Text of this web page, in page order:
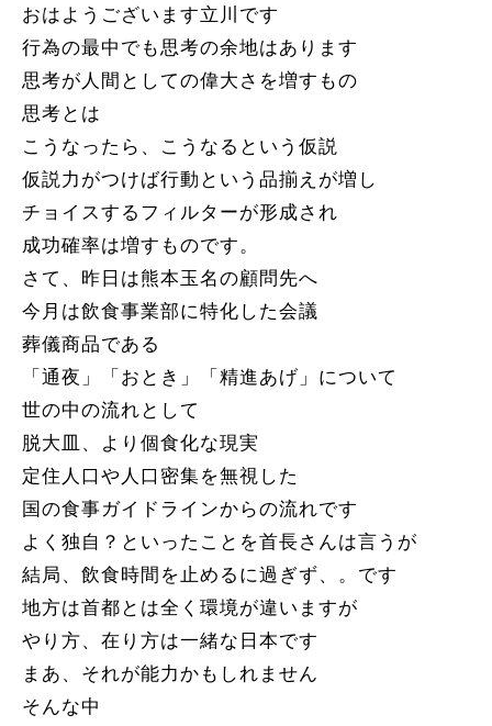
おはようございます立川です
行為の最中でも思考の余地はあります
思考が人間としての偉大さを増すもの
思考とは
こうなったら、こうなるという仮説
仮説力がつけば行動という品揃えが増し
チョイスするフィルターが形成され
成功確率は増すものです。
さて、昨日は熊本玉名の顧問先へ
今月は飲食事業部に特化した会議
葬儀商品である
「通夜」「おとき」「精進あげ」について
世の中の流れとして
脱大皿、より個食化な現実
定住人口や人口密集を無視した
国の食事ガイドラインからの流れです
よく独自？といったことを首長さんは言うが
結局、飲食時間を止めるに過ぎず、。です
地方は首都とは全く環境が違いますが
やり方、在り方は一緒な日本です
まあ、それが能力かもしれません
そんな中